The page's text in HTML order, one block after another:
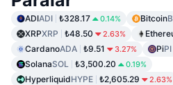
ADIADI ₺328.17 0.14% Bitcoin
XRPXRP ₺48.50 2.63%
CardanoADA ₺9.51 3.27% PiPI
SolanaSOL ₺3,500.20 0.19%
HyperliquidHYPE ₺2,605.29 2.63%